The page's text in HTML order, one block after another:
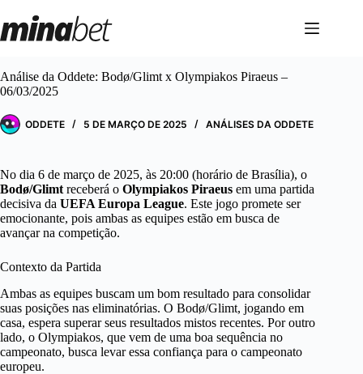
para
o
Análise da Oddete: Bodø/Glimt x Olympiakos Piraeus –
06/03/2025
ODDETE 5 DE MARÇO DE 2025 ANÁLISES DA ODDETE
No dia 6 de março de 2025, às 20:00 (horário de Brasília), o
Bodø/Glimt receberá o Olympiakos Piraeus em uma partida
decisiva da UEFA Europa League. Este jogo promete ser
emocionante, pois ambas as equipes estão em busca de
avançar na competição.
Contexto da Partida
Ambas as equipes buscam um bom resultado para consolidar
suas posições nas eliminatórias. O Bodø/Glimt, jogando em
casa, espera superar seus resultados mistos recentes. Por outro
lado, o Olympiakos, que vem de uma boa sequência no
campeonato, busca levar essa confiança para o campeonato
europeu.